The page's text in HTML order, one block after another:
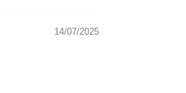
14/07/2025